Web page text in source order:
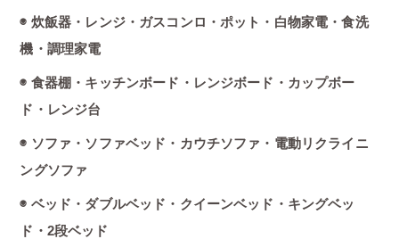
◉ 炊飯器・レンジ・ガスコンロ・ポット・白物家電・食洗
機・調理家電
◉ 食器棚・キッチンボード・レンジボード・カップボー
ド・レンジ台
◉ ソファ・ソファベッド・カウチソファ・電動リクライニ
ングソファ
◉ ベッド・ダブルベッド・クイーンベッド・キングベッ
ド・2段ベッド